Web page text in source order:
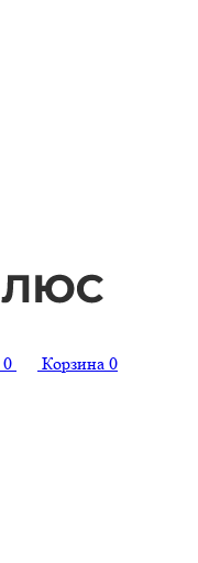
0 Корзина 0